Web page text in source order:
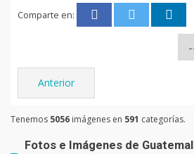
Comparte en:
Anterior
Tenemos 5056 imágenes en 591 categorías.
Fotos e Imágenes de